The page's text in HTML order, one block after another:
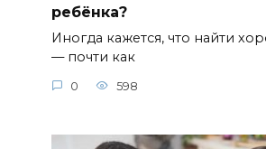
ребёнка?
Иногда кажется, что найти
— почти как
0 598